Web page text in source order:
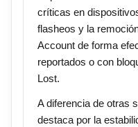
críticas en
flasheos y la
Account de forma
reportados o con
Lost.
A diferencia de otras
destaca por la